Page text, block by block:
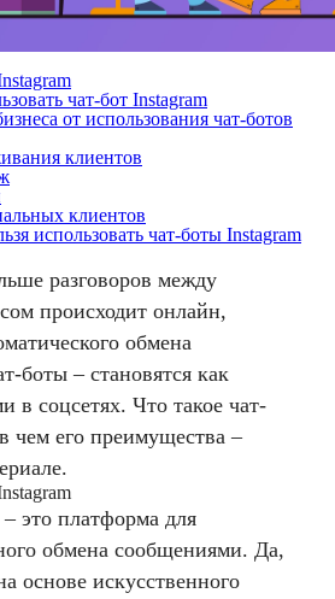
чат-бот Instagram
от использования чат-ботов
клиентов
клиентов
использовать чат-боты Instagram
разговоров между
происходит онлайн,
обмена
боты – становятся как
в соцсетях. Что такое чат-
чем его преимущества –
это платформа для
обмена сообщениями. Да,
основе искусственного